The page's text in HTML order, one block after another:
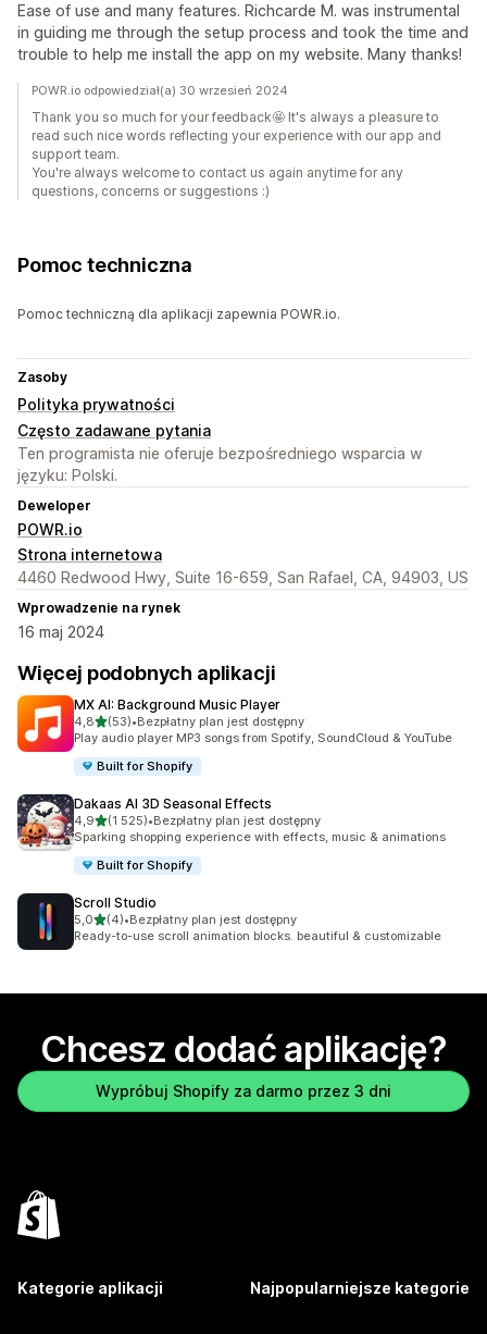
Ease of use and many features. Richcarde M. was instrumental
in guiding me through the setup process and took the time and
trouble to help me install the app on my website. Many thanks!
POWR.io odpowiedział(a) 30 wrzesień 2024
Thank you so much for your feedback🤩️ It's always a pleasure to
read such nice words reflecting your experience with our app and
support team.
You're always welcome to contact us again anytime for any
questions, concerns or suggestions :)
Pomoc techniczna
Pomoc techniczną dla aplikacji zapewnia POWR.io.
Zasoby
Polityka prywatności
Często zadawane pytania
Ten programista nie oferuje bezpośredniego wsparcia w
języku: Polski.
Deweloper
POWR.io
Strona internetowa
4460 Redwood Hwy, Suite 16-659, San Rafael, CA, 94903, US
Wprowadzenie na rynek
16 maj 2024
Więcej podobnych aplikacji
MX AI: Background Music Player
4,8na 5 gwiazdek
(53)
Łączna liczba recenzji: 53
•Bezpłatny plan jest dostępny
Play audio player MP3 songs from Spotify, SoundCloud & YouTube
Built for Shopify
Dakaas AI 3D Seasonal Effects
4,9na 5 gwiazdek
(1 525)
Łączna liczba recenzji: 1525
•Bezpłatny plan jest dostępny
Sparking shopping experience with effects, music & animations
Built for Shopify
Scroll Studio
5,0na 5 gwiazdek
(4)
Łączna liczba recenzji: 4
•Bezpłatny plan jest dostępny
Ready-to-use scroll animation blocks. beautiful & customizable
Chcesz dodać aplikację?
Wypróbuj Shopify za darmo przez 3 dni
Kategorie aplikacji Najpopularniejsze kategorie